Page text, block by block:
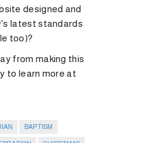
designed and
latest standards
too)?
from making this
to learn more at
BAPTISM